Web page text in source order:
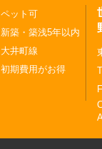
ペット可
新築・築浅5年以内
大井町線
初期費用がお得